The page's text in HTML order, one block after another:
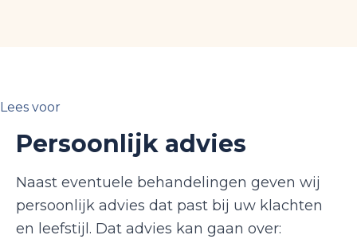
Lees voor
Persoonlijk advies
Naast eventuele behandelingen geven wij
persoonlijk advies dat past bij uw klachten
en leefstijl. Dat advies kan gaan over: